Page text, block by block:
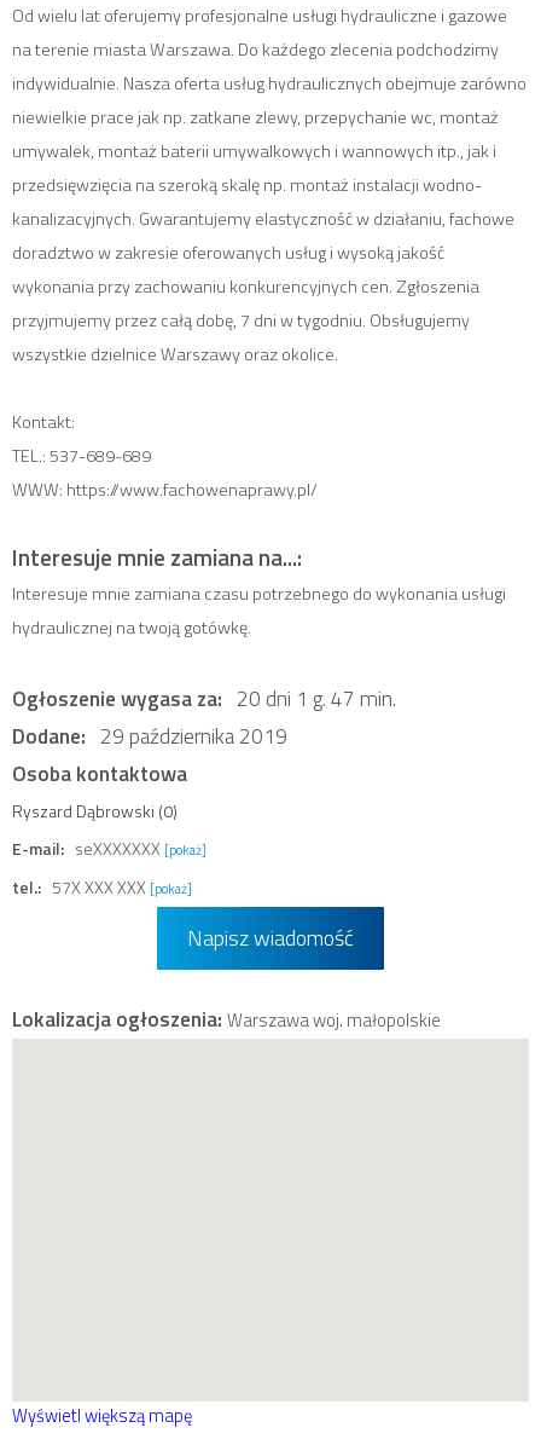
Od wielu lat oferujemy profesjonalne usługi hydrauliczne i gazowe
na terenie miasta Warszawa. Do każdego zlecenia podchodzimy
indywidualnie. Nasza oferta usług hydraulicznych obejmuje zarówno
niewielkie prace jak np. zatkane zlewy, przepychanie wc, montaż
umywalek, montaż baterii umywalkowych i wannowych itp., jak i
przedsięwzięcia na szeroką skalę np. montaż instalacji wodno-
kanalizacyjnych. Gwarantujemy elastyczność w działaniu, fachowe
doradztwo w zakresie oferowanych usług i wysoką jakość
wykonania przy zachowaniu konkurencyjnych cen. Zgłoszenia
przyjmujemy przez całą dobę, 7 dni w tygodniu. Obsługujemy
wszystkie dzielnice Warszawy oraz okolice.
Kontakt:
TEL.: 537-689-689
WWW: https://www.fachowenaprawy.pl/
Interesuje mnie zamiana na...:
Interesuje mnie zamiana czasu potrzebnego do wykonania usługi
hydraulicznej na twoją gotówkę.
Ogłoszenie wygasa za: 20 dni 1 g. 47 min.
Dodane: 29 października 2019
Osoba kontaktowa
Ryszard Dąbrowski (0)
E-mail: seXXXXXXX [pokaż]
tel.: 57X XXX XXX [pokaż]
Napisz wiadomość
Lokalizacja ogłoszenia: Warszawa woj. małopolskie
Wyświetl większą mapę